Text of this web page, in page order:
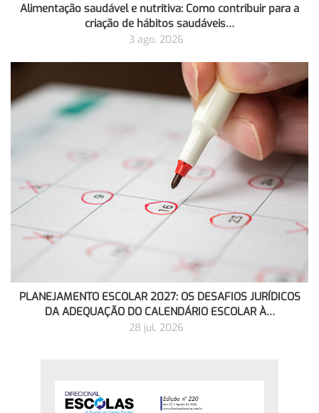
Alimentação saudável e nutritiva: Como contribuir para a
criação de hábitos saudáveis…
3 ago, 2026
PLANEJAMENTO ESCOLAR 2027: OS DESAFIOS JURÍDICOS
DA ADEQUAÇÃO DO CALENDÁRIO ESCOLAR À…
28 jul, 2026